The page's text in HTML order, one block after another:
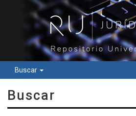
Buscar
Buscar